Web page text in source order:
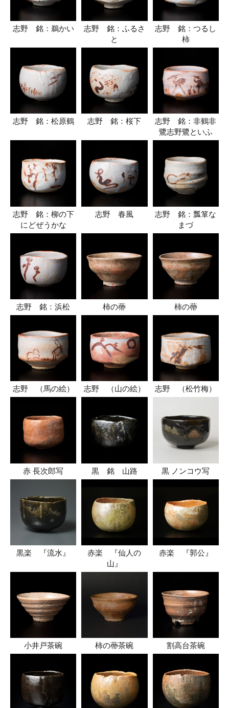
志野 銘：鵜かい
志野 銘：ふるさ
と
志野 銘：つるし
柿
志野 銘：松原鶴 志野 銘：桜下
志野 銘：非鶴非
鷺志野鷺といふ
志野 銘：柳の下
にどぜうかな
志野 春風
志野 銘：瓢箪な
まづ
志野 銘：浜松 柿の蔕 柿の蔕
志野 （馬の絵） 志野 （山の絵） 志野 （松竹梅）
赤 長次郎写 黒 銘 山路 黒 ノンコウ写
黒楽 『流水』
赤楽 『仙人の
山』
赤楽 『郭公』
小井戸茶碗 柿の蔕茶碗 割高台茶碗